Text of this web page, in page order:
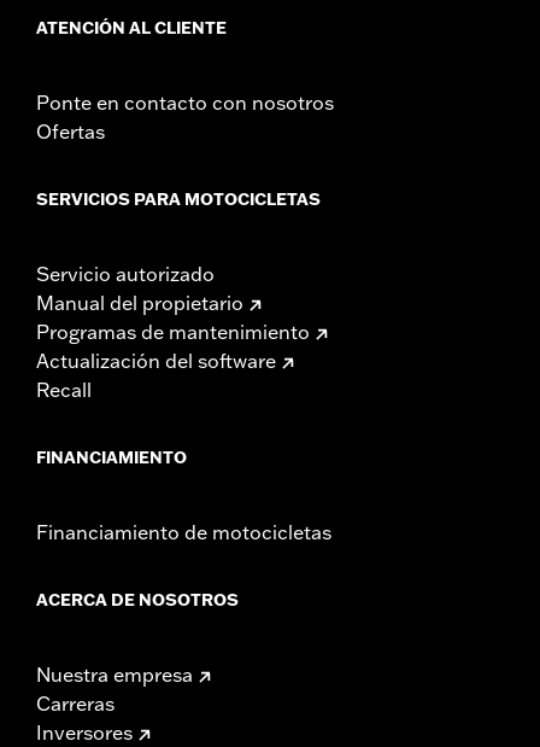
ATENCIÓN AL CLIENTE
Ponte en contacto con nosotros
Ofertas
SERVICIOS PARA MOTOCICLETAS
Servicio autorizado
Manual del propietario
Programas de mantenimiento
Actualización del software
Recall
FINANCIAMIENTO
Financiamiento de motocicletas
ACERCA DE NOSOTROS
Nuestra empresa
Carreras
Inversores